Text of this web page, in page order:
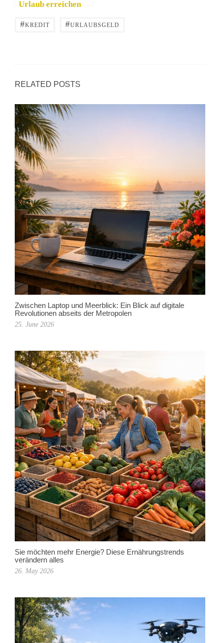
Urlaub erreichen
#KREDIT #URLAUBSGELD
RELATED POSTS
Zwischen Laptop und Meerblick: Ein Blick auf digitale
Revolutionen abseits der Metropolen
25. June 2026
Sie möchten mehr Energie? Diese Ernährungstrends
verändern alles
26. May 2026